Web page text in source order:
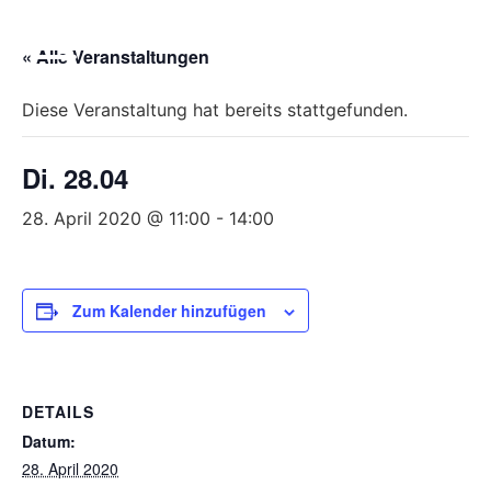
Sie,
diese
ein
verwendet.
« Alle Veranstaltungen
Diese Veranstaltung hat bereits stattgefunden.
Di. 28.04
28. April 2020 @ 11:00 - 14:00
Zum Kalender hinzufügen
DETAILS
Datum:
28. April 2020